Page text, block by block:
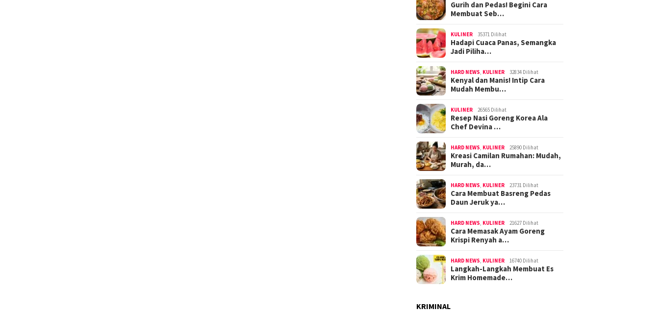
Gurih dan Pedas! Begini Cara
Membuat Seb…
KULINER 35371 Dilihat
Hadapi Cuaca Panas, Semangka
Jadi Piliha…
HARD NEWS KULINER 32834 Dilihat
Kenyal dan Manis! Intip Cara
Mudah Membu…
KULINER 26565 Dilihat
Resep Nasi Goreng Korea Ala
Chef Devina …
HARD NEWS KULINER 25890 Dilihat
Kreasi Camilan Rumahan: Mudah,
Murah, da…
HARD NEWS KULINER 23731 Dilihat
Cara Membuat Basreng Pedas
Daun Jeruk ya…
HARD NEWS KULINER 21627 Dilihat
Cara Memasak Ayam Goreng
Krispi Renyah a…
HARD NEWS KULINER 16740 Dilihat
Langkah-Langkah Membuat Es
Krim Homemade…
KRIMINAL